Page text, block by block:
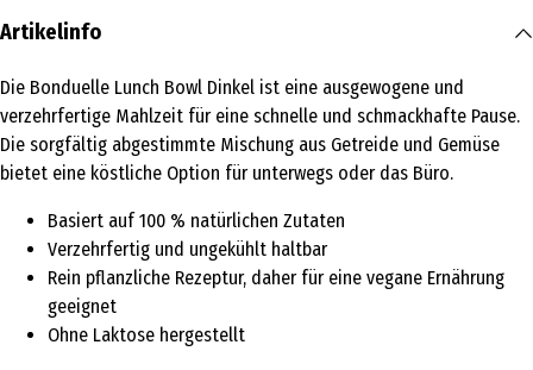
Artikelinfo
Die Bonduelle Lunch Bowl Dinkel ist eine ausgewogene und
verzehrfertige Mahlzeit für eine schnelle und schmackhafte Pause.
Die sorgfältig abgestimmte Mischung aus Getreide und Gemüse
bietet eine köstliche Option für unterwegs oder das Büro.
Basiert auf 100 % natürlichen Zutaten
Verzehrfertig und ungekühlt haltbar
Rein pflanzliche Rezeptur, daher für eine vegane Ernährung
geeignet
Ohne Laktose hergestellt